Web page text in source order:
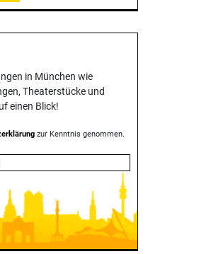
in München wie
Theater­stücke und
einen Blick!
zur Kenntnis genommen.